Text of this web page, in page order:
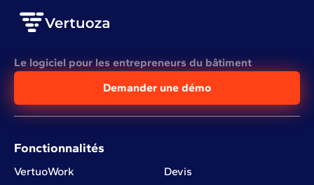
Le logiciel pour les entrepreneurs du bâtiment
Demander une démo
Fonctionnalités
VertuoWork Devis